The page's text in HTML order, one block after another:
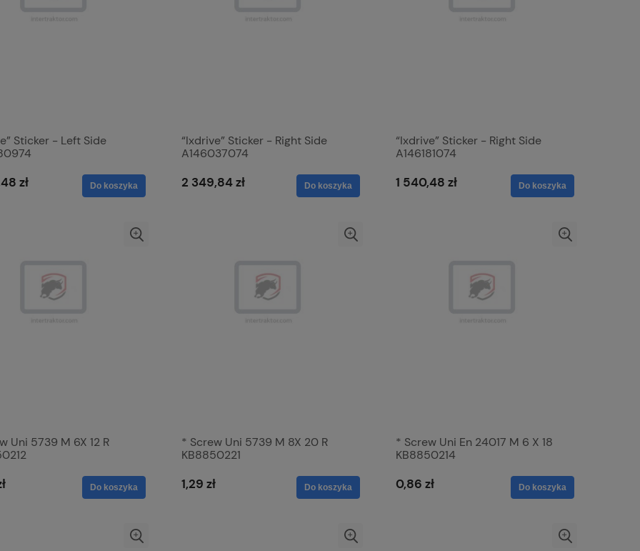
Sticker - Left Side
zł Do koszyka
“Ixdrive” Sticker - Right Side
A146037074
2 349,84 zł Do koszyka
“Ixdrive” Sticker - Right Side
A146181074
1 540,48 zł Do koszyka
Uni 5739 M 6X 12 R
Do koszyka
* Screw Uni 5739 M 8X 20 R
KB8850221
1,29 zł Do koszyka
* Screw Uni En 24017 M 6 X 18
KB8850214
0,86 zł Do koszyka